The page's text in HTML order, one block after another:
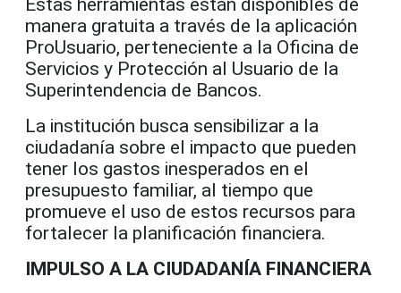
Estas herramientas están disponibles de
manera gratuita a través de la aplicación
ProUsuario, perteneciente a la Oficina de
Servicios y Protección al Usuario de la
Superintendencia de Bancos.
La institución busca sensibilizar a la
ciudadanía sobre el impacto que pueden
tener los gastos inesperados en el
presupuesto familiar, al tiempo que
promueve el uso de estos recursos para
fortalecer la planificación financiera.
IMPULSO A LA CIUDADANÍA FINANCIERA